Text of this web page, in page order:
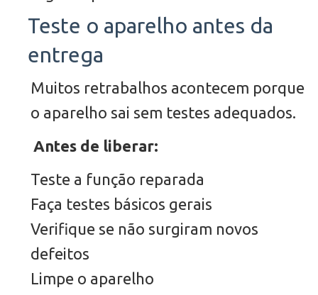
Teste o aparelho antes da
entrega
Muitos retrabalhos acontecem porque
o aparelho sai sem testes adequados.
Antes de liberar:
Teste a função reparada
Faça testes básicos gerais
Verifique se não surgiram novos
defeitos
Limpe o aparelho